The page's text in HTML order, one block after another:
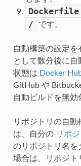
Dockerfile
/ です。
自動構築の設定
として数分後に
状態は Docker
GitHub や
自動ビルドを無効
リポジトリの自
は、自分の リポ
のリポジトリ名を
場合は、リポジト